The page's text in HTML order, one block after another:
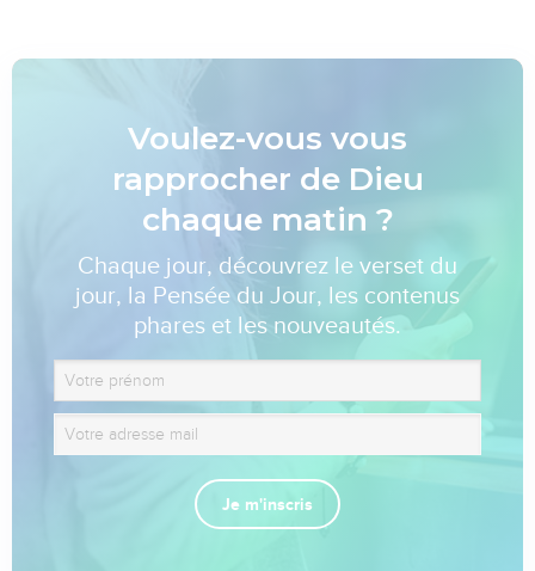
Voulez-vous vous
rapprocher de Dieu
chaque matin ?
Chaque jour, découvrez le verset du
jour, la Pensée du Jour, les contenus
phares et les nouveautés.
Je m'inscris